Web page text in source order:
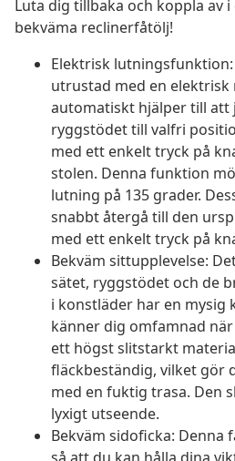
Luta dig tillbaka och koppla av
bekväma reclinerfåtölj!
Elektrisk
utrustad med en
automatiskt hjälper till
ryggstödet till valfri
med ett enkelt tryck på
stolen. Denna funktion
lutning på 135 grader.
snabbt återgå till den
med ett enkelt tryck på
Bekväm sittupplevelse:
sätet, ryggstödet och de
i konstläder har en mysig
känner dig omfamnad
ett högst slitstarkt
fläckbeständig, vilket gör
med en fuktig trasa. Den
lyxigt utseende.
Bekväm sidoficka: Denna